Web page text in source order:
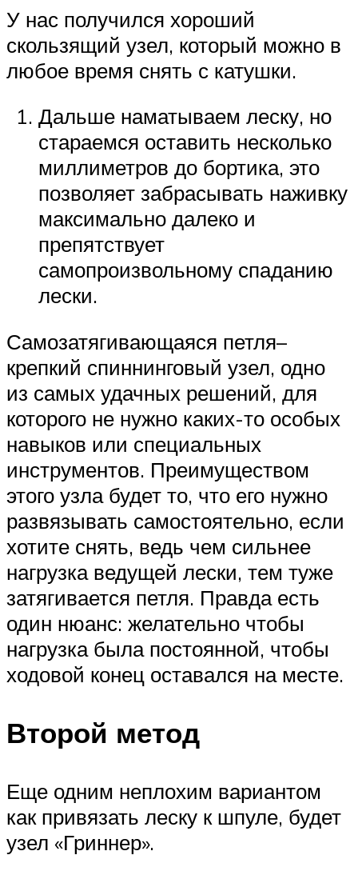
У нас получился хороший
скользящий узел, который можно в
любое время снять с катушки.
Дальше наматываем леску, но
стараемся оставить несколько
миллиметров до бортика, это
позволяет забрасывать наживку
максимально далеко и
препятствует
самопроизвольному спаданию
лески.
Самозатягивающаяся петля–
крепкий спиннинговый узел, одно
из самых удачных решений, для
которого не нужно каких-то особых
навыков или специальных
инструментов. Преимуществом
этого узла будет то, что его нужно
развязывать самостоятельно, если
хотите снять, ведь чем сильнее
нагрузка ведущей лески, тем туже
затягивается петля. Правда есть
один нюанс: желательно чтобы
нагрузка была постоянной, чтобы
ходовой конец оставался на месте.
Второй метод
Еще одним неплохим вариантом
как привязать леску к шпуле, будет
узел «Гриннер».